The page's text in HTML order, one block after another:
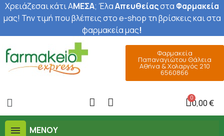
Χρειάζεσαι κάτι ΑΜΕΣΑ; ΈλαΑπευθείαςστα Φαρμακεία
μας! Την τιμή που βλέπεις στο e-shop τη βρίσκεις και στα
φαρμακεία μας!
Φαρμακεία
Παπαναγιώτου Θάλεια
Αθήνα & Χολαργός 210
6560866
0,00 €
ΜΕΝΟΎ